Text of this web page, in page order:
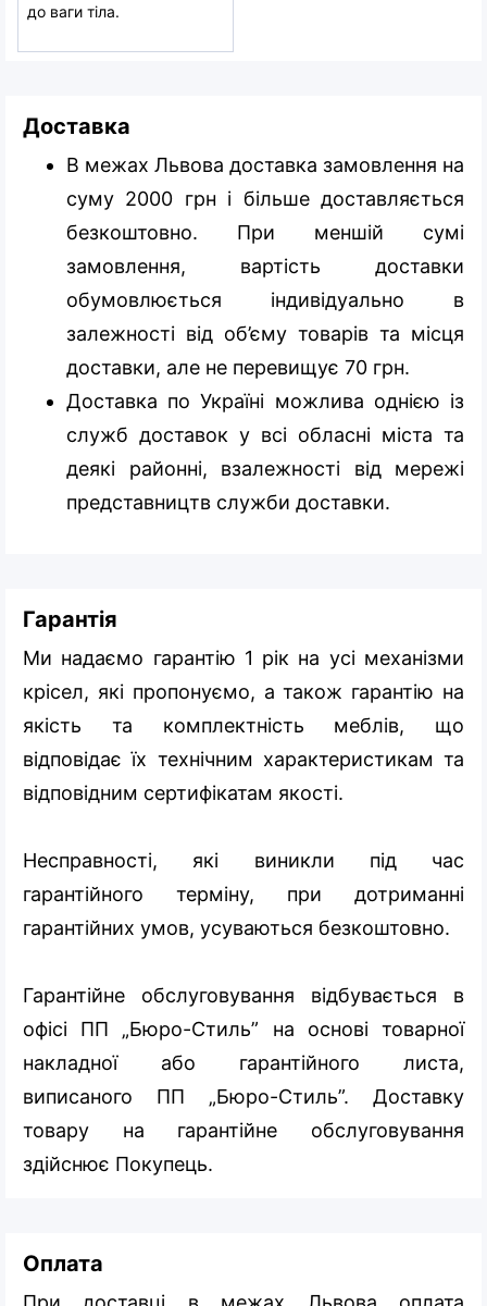
до ваги тіла.
Доставка
В межах Львова доставка замовлення на
суму 2000 грн і більше доставляється
безкоштовно. При меншій сумі
замовлення, вартість доставки
обумовлюється індивідуально в
залежності від об’єму товарів та місця
доставки, але не перевищує 70 грн.
Доставка по Україні можлива однією із
служб доставок у всі обласні міста та
деякі районні, взалежності від мережі
представництв служби доставки.
Гарантія
Ми надаємо гарантію 1 рік на усі механізми
крісел, які пропонуємо, а також гарантію на
якість та комплектність меблів, що
відповідає їх технічним характеристикам та
відповідним сертифікатам якості.
Несправності, які виникли під час
гарантійного терміну, при дотриманні
гарантійних умов, усуваються безкоштовно.
Гарантійне обслуговування відбувається в
офісі ПП „Бюро-Стиль” на основі товарної
накладної або гарантійного листа,
виписаного ПП „Бюро-Стиль”. Доставку
товару на гарантійне обслуговування
здійснює Покупець.
Оплата